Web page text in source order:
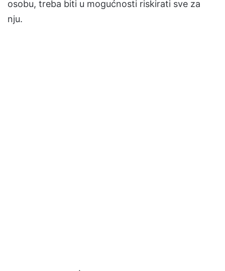
osobu, treba biti u mogućnosti riskirati sve za
nju.